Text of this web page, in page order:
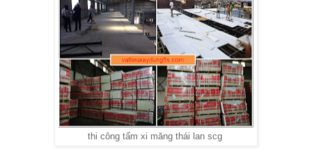
thi công tấm xi măng thái lan scg